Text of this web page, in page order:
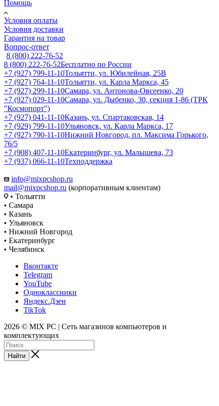
Помощь
Условия оплаты
Условия доставки
Гарантия на товар
Вопрос-ответ
8 (800) 222-76-52
8 (800) 222-76-52Бесплатно по России
+7 (927) 799-11-10Тольятти, ул. Юбилейная, 25В
+7 (927) 764-11-10Тольятти, ул. Карла Маркса, 45
+7 (927) 299-11-10Самара, ул. Антонова-Овсеенко, 20
+7 (927) 029-11-10Самара, ул. Дыбенко, 30, секция 1-86 (ТРК
"Космопорт")
+7 (927) 041-11-10Казань, ул. Спартаковская, 14
+7 (929) 799-11-10Ульяновск, ул. Карла Маркса, 17
+7 (927) 790-11-10Нижний Новгород, пл. Максима Горького,
76/5
+7 (908) 407-11-10Екатеринбург, ул. Малышева, 73
+7 (937) 066-11-10Техподдержка
info@mixpcshop.ru
mail@mixpcshop.ru (корпоративным клиентам)
• Тольятти
• Самара
• Казань
• Ульяновск
• Нижний Новгород
• Екатеринбург
• Челябинск
Вконтакте
Telegram
YouTube
Одноклассники
Яндекс.Дзен
TikTok
2026 © MIX PC | Сеть магазинов компьютеров и
комплектующих
Найти